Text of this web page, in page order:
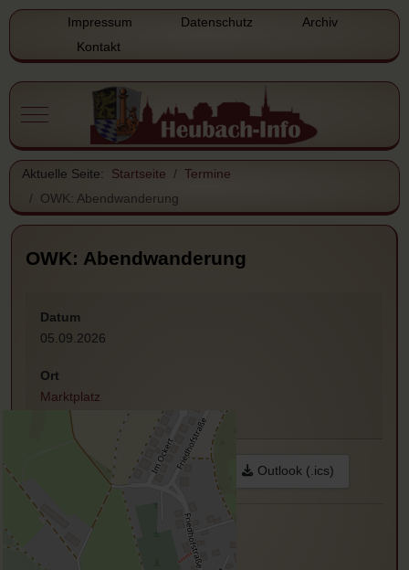
Impressum Datenschutz
Archiv
Kontakt
Mobile Menu Toggle
Aktuelle Seite: Startseite
Termine
OWK: Abendwanderung
OWK: Abendwanderung
Datum
05.09.2026
Ort
Marktplatz
Drucken Google Outlook (.ics)